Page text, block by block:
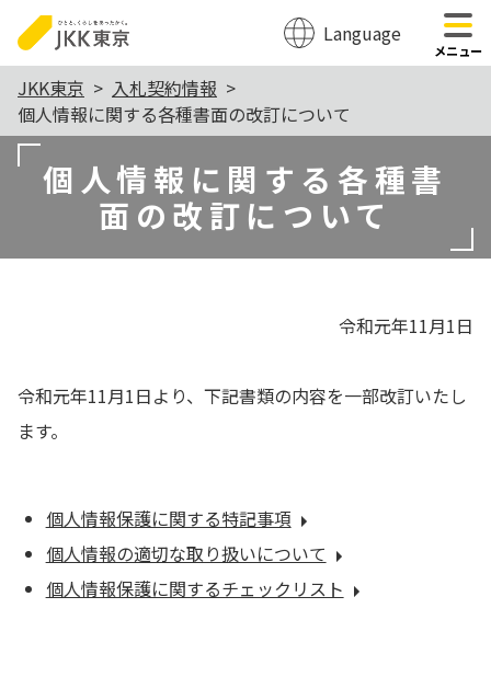
のページの本文へ移動
Language
メニュー
ら
JKK東京
入札契約情報
個人情報に関する各種書面の改訂について
個人情報に関する各種書
面の改訂について
令和元年11月1日
令和元年11月1日より、下記書類の内容を一部改訂いたし
ます。
個人情報保護に関する特記事項
個人情報の適切な取り扱いについて
個人情報保護に関するチェックリスト